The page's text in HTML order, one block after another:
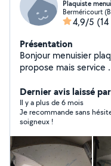
Plaquiste
Berméricourt
4,9/5
Présentation
Bonjour menuisier
propose mais service
Dernier avis laissé
Il y a plus de 6 mois
Je recommande sans
soigneux !